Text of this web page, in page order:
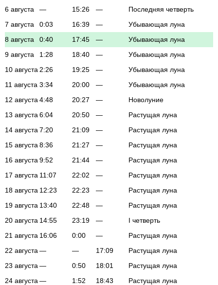
6 августа
— 15:26 —
Последняя четверть
7 августа
0:03 16:39 —
Убывающая луна
8 августа
0:40 17:45 —
Убывающая луна
9 августа
1:28 18:40 —
Убывающая луна
10 августа 2:26 19:25 —
Убывающая луна
11 августа 3:34 20:00 —
Убывающая луна
12 августа 4:48 20:27 —
Новолуние
13 августа 6:04 20:50 —
Растущая луна
14 августа 7:20 21:09 —
Растущая луна
15 августа 8:36 21:27 —
Растущая луна
16 августа 9:52 21:44 —
Растущая луна
17 августа 11:07 22:02 —
Растущая луна
18 августа 12:23 22:23 —
Растущая луна
19 августа 13:40 22:48 —
Растущая луна
20 августа 14:55 23:19 —
I четверть
21 августа 16:06 0:00 —
Растущая луна
22 августа — — 17:09
Растущая луна
23 августа — 0:50 18:01
Растущая луна
24 августа — 1:52 18:43 Растущая луна